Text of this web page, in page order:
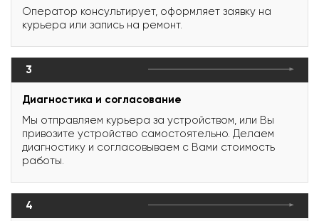
Оператор консультирует, оформляет заявку на
курьера или запись на ремонт.
3
Диагностика и согласование
Мы отправляем курьера за устройством, или Вы
привозите устройство самостоятельно. Делаем
диагностику и согласовываем с Вами стоимость
работы.
4